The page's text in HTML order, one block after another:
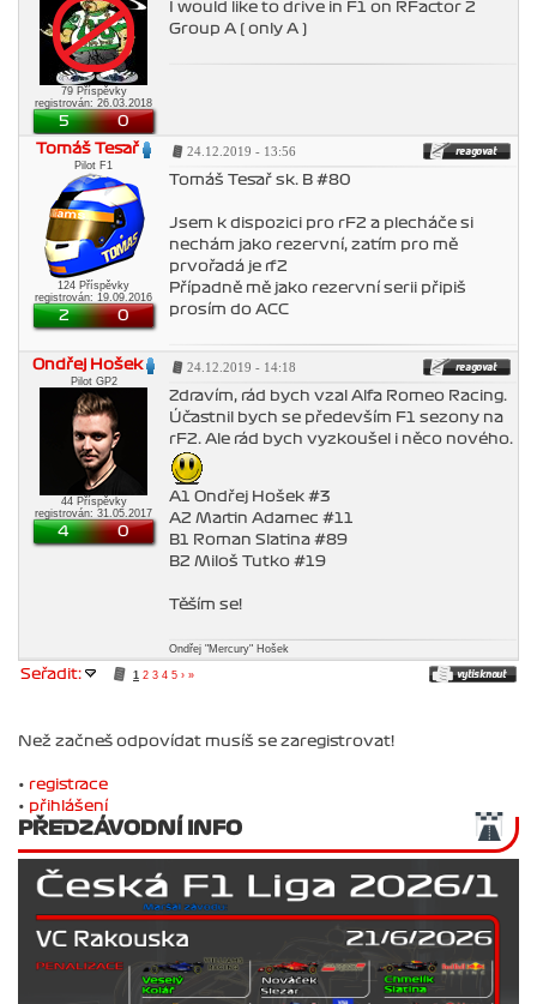
79 Příspěvky
registrován: 26.03.2018
5 0
I would like to drive in F1 on RFactor 2
Group A ( only A )
Tomáš Tesař
Pilot F1
124 Příspěvky
registrován: 19.09.2016
2 0
24.12.2019 - 13:56
Tomáš Tesař sk. B #80
Jsem k dispozici pro rF2 a plecháče si
nechám jako rezervní, zatím pro mě
prvořadá je rf2
Případně mě jako rezervní serii připiš
prosím do ACC
Ondřej Hošek
Pilot GP2
44 Příspěvky
registrován: 31.05.2017
4 0
24.12.2019 - 14:18
Zdravím, rád bych vzal Alfa Romeo Racing.
Účastnil bych se především F1 sezony na
rF2. Ale rád bych vyzkoušel i něco nového.
A1 Ondřej Hošek #3
A2 Martin Adamec #11
B1 Roman Slatina #89
B2 Miloš Tutko #19
Těším se!
Ondřej "Mercury" Hošek
Seřadit: 1 2 3 4 5 › »
Než začneš odpovídat musíš se zaregistrovat!
• registrace
• přihlášení
PŘEDZÁVODNÍ INFO